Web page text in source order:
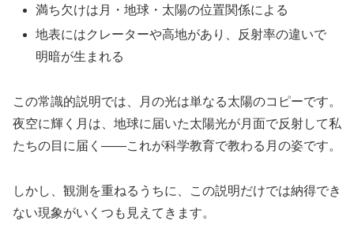
満ち欠けは月・地球・太陽の位置関係による
地表にはクレーターや高地があり、反射率の違いで
明暗が生まれる
この常識的説明では、月の光は単なる太陽のコピーです。
夜空に輝く月は、地球に届いた太陽光が月面で反射して私
たちの目に届く――これが科学教育で教わる月の姿です。
しかし、観測を重ねるうちに、この説明だけでは納得でき
ない現象がいくつも見えてきます。